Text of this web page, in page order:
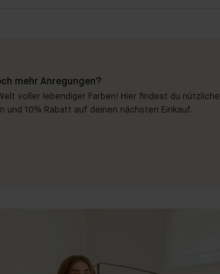
mehr Anregungen?
voller lebendiger Farben! Hier findest du nützliche
und 10% Rabatt auf deinen nächsten Einkauf.